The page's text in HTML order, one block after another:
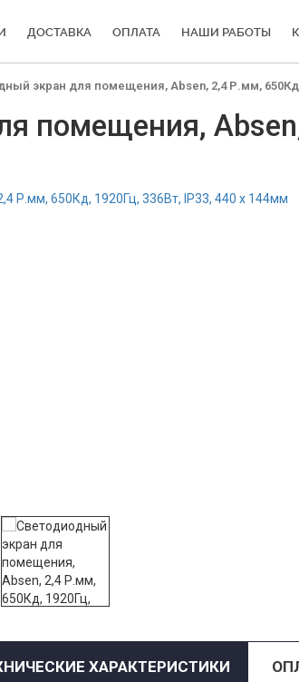
ДОСТАВКА ОПЛАТА НАШИ РАБОТЫ
экран для помещения, Absen, 2,4 Р.мм, 650Кд,
помещения,
ХАРАКТЕРИСТИКИ